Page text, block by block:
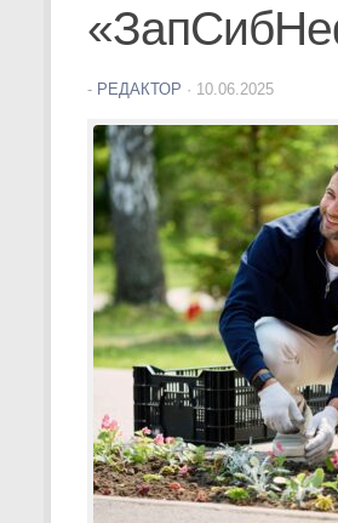
- РЕДАКТОР · 10.06.2025